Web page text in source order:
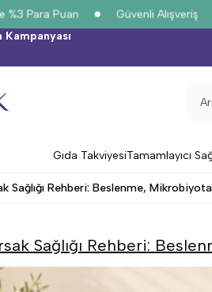
Para Puan Güvenli Alışveriş
Kampanyası
Gıda TakviyesiTamamlayıcı
Sağlığı Rehberi: Beslenme,
Sağlığı Rehberi: